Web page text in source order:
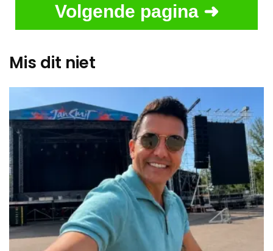
Volgende pagina ➜
Mis dit niet